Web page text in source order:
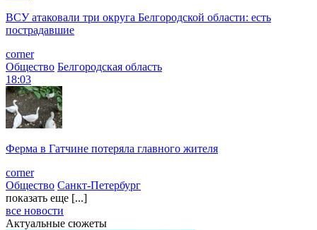
ВСУ атаковали три округа Белгородской области: есть
пострадавшие
corner
Общество Белгородская область
18:03
Ферма в Гатчине потеряла главного жителя
corner
Общество Санкт-Петербург
показать еще [...]
все новости
Актуальные сюжеты